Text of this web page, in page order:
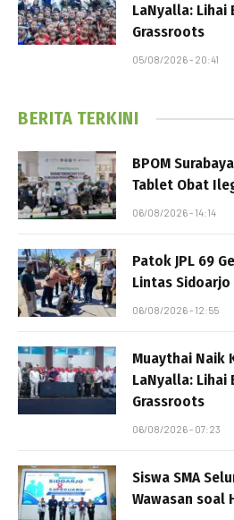
LaNyalla: Lihai
Grassroots
05/08/2026 - 20:41
BERITA TERKINI
BPOM
Tablet Obat
06/08/2026 - 14:14
Patok JPL 69
Lintas Sidoarjo
06/08/2026 - 12:55
Muaythai Naik
LaNyalla: Lihai
Grassroots
06/08/2026 - 07:23
Siswa SMA
Wawasan soal